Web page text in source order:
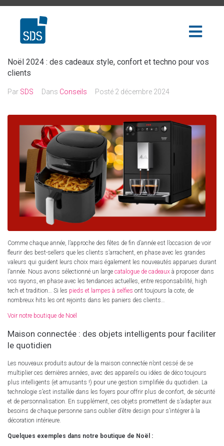
Noël 2024 : des cadeaux style, confort et techno pour vos
clients
Par SDS Dans Conseils Posté 2 décembre 2024
Comme chaque année, l’approche des fêtes de fin d’année est l’occasion de voir
fleurir des best-sellers que les clients s’arrachent, en phase avec les grandes
valeurs qui guident leurs choix mais également les nouveautés apparues durant
l’année. Nous avons sélectionné un large catalogue de cadeaux à proposer dans
vos rayons, en phase avec les tendances actuelles, entre responsabilité, high
tech et tradition… Si les pieds et lampes à selfies ont toujours la cote, de
nombreux hits les ont rejoints dans les paniers des clients…
Voir notre boutique de Noël
Maison connectée : des objets intelligents pour faciliter
le quotidien
Les nouveaux produits autour de la maison connectée n’ont cessé de se
multiplier ces dernières années, avec des appareils ou idées de déco toujours
plus intelligents (et amusants !) pour une gestion simplifiée du quotidien. La
technologie s’est installée dans les foyers pour offrir plus de confort, de sécurité
et de personnalisation. En supplément, ces objets promettent de s’adapter aux
besoins de chaque personne sans oublier d’être design pour s’intégrer à la
décoration intérieure.
Quelques exemples dans notre boutique de Noël :